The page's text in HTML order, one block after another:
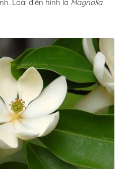
Loài điển hình là Magnolia